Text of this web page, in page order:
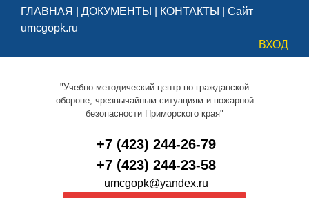
ГЛАВНАЯ ДОКУМЕНТЫ КОНТАКТЫ
Сайт
umcgopk.ru
ВХОД
"Учебно-методический центр по гражданской
обороне, чрезвычайным ситуациям и пожарной
безопасности Приморского края"
+7 (423) 244-26-79
+7 (423) 244-23-58
umcgopk@yandex.ru